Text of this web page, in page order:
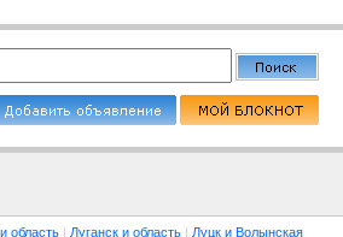
область | Луганск и область | Луцк и Волынская